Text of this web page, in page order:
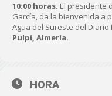
10:00 horas. El presidente
García, da la bienvenida a
Agua del Sureste del Diario
Pulpí, Almería.
HORA